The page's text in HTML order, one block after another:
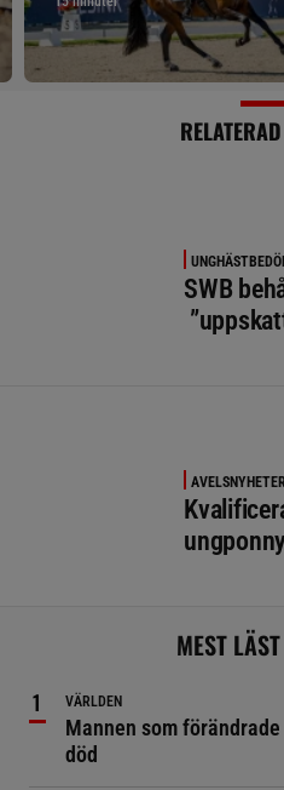
SWB
AVELSNYHETER
MEST
VÄRLDEN
Mannen som
död